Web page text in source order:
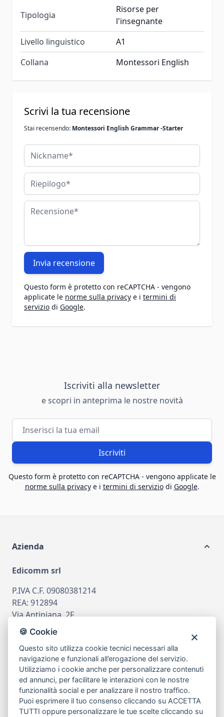
Tipologia
Risorse per
l'insegnante
Livello linguistico
A1
Collana
Montessori English
Scrivi la tua recensione
Stai recensendo: Montessori English Grammar -Starter
Nickname
Riepilogo
Recensione
Invia recensione
Questo form è protetto con reCAPTCHA - vengono
applicate le norme sulla privacy e i termini di
servizio di Google.
Iscriviti alla newsletter
e scopri in anteprima le nostre novità
Indirizzo email
Iscriviti
Questo form è protetto con reCAPTCHA - vengono applicate le
norme sulla privacye i termini di serviziodi Google.
Azienda
Edicomm srl
P.IVA C.F. 09080381214
REA: 912894
Via Antiniana, 2F
80078 Pozzuoli
tel081.7515380
emailinfo@edicomm.it
Assistenza Clienti
🍪 Cookie
Questo sito utilizza cookie tecnici necessari alla
navigazione e funzionali all’erogazione del servizio.
Utilizziamo i cookie anche per personalizzare contenuti
ed annunci, per facilitare le interazioni con le nostre
funzionalità social e per analizzare il nostro traffico.
Puoi esprimere il tuo consenso cliccando su ACCETTA
TUTTI oppure personalizzare le tue scelte cliccando su